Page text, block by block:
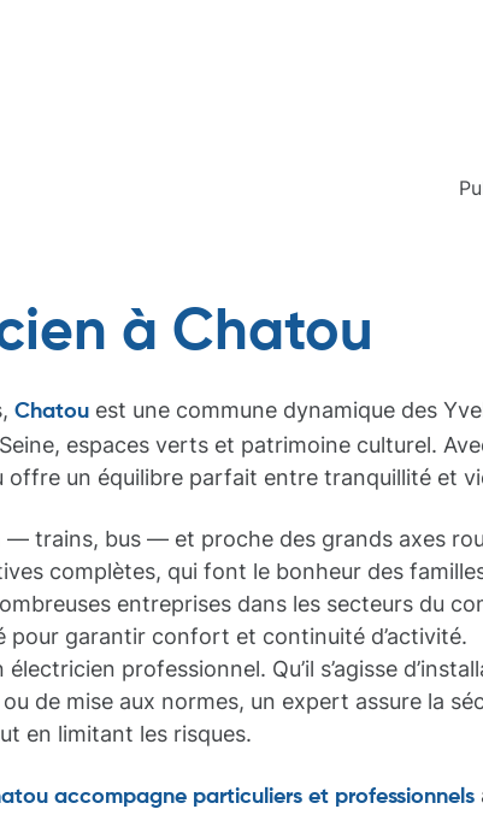
à Chatou
Chatou est une commune dynamique des
espaces verts et patrimoine culturel.
un équilibre parfait entre tranquillité et
trains, bus — et proche des grands axes
complètes, qui font le bonheur des
entreprises dans les secteurs du
pour garantir confort et continuité d’activité.
professionnel. Qu’il s’agisse
de mise aux normes, un expert assure la
en limitant les risques.
accompagne particuliers et professionnels